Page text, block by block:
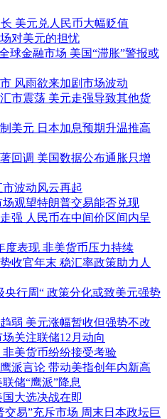
美元兑人民币大幅贬值
对美元的担忧
球金融市场 美国“滞胀”警报或
风雨欲来加剧市场波动
市震荡 美元走强导致其他货
美元 日本加息预期升温推高
回调 美国数据公布通胀只增
市波动风云再起
场观望特朗普交易能否兑现
强 人民币在中间价区间内呈
度表现 非美货币压力持续
收官年末 稳汇率政策助力人
央行周“ 政策分化或致美元强势
弱 美元涨幅暂收但强势不改
关注联储12月动向
非美货币纷纷接受考验
派言论 带动美指创年内新高
储“鹰派”降息
国大选决战在即
交易”充斥市场 周末日本政坛巨